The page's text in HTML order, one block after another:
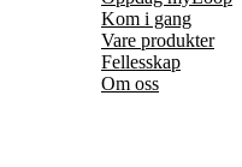
Kom i gang
Vare produkter
Fellesskap
Om oss